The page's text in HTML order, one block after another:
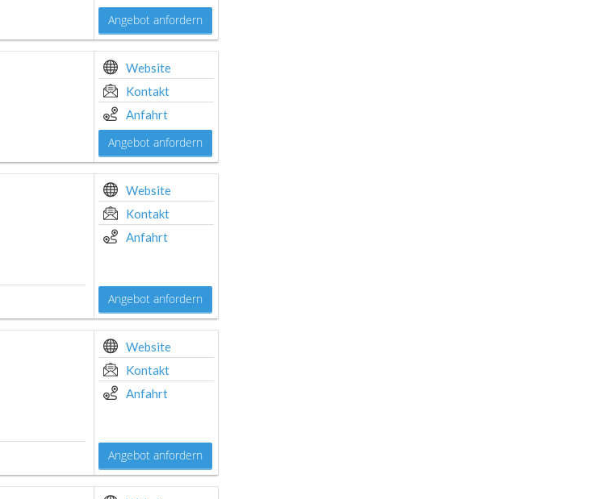
Angebot anfordern
Website
Kontakt
Anfahrt
Angebot anfordern
Website
Kontakt
Anfahrt
Angebot anfordern
Website
Kontakt
Anfahrt
Angebot anfordern